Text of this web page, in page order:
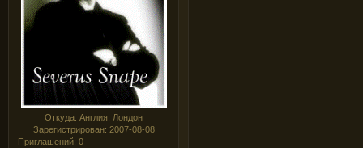
Откуда: Англия, Лондон
Зарегистрирован: 2007-08-08
Приглашений: 0